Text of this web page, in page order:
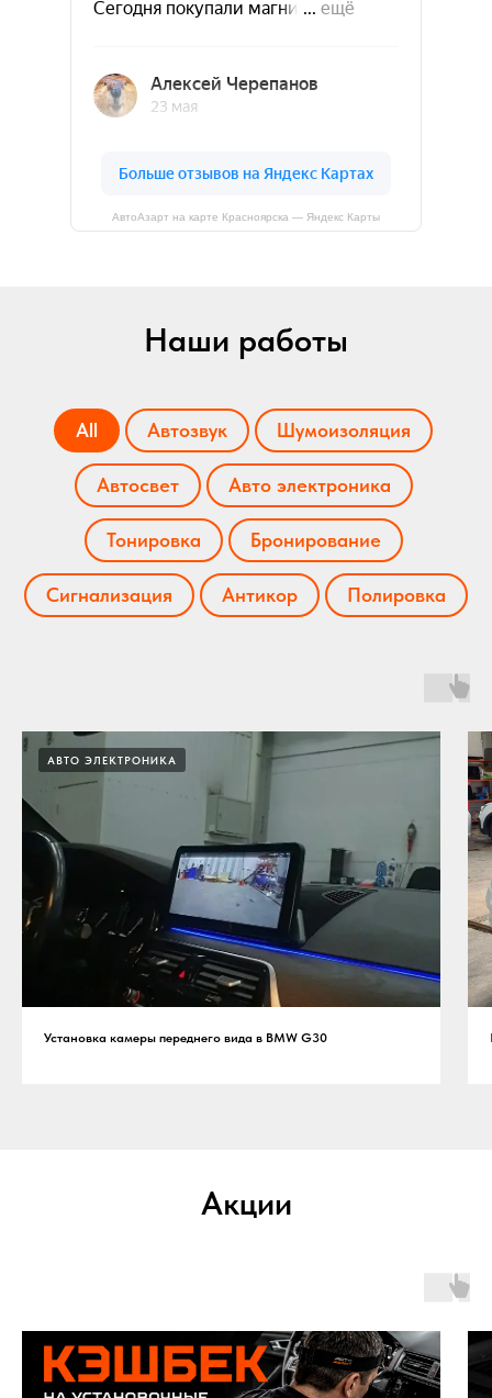
АвтоАзарт на карте Красноярска — Яндекс Карты
Наши работы
All Автозвук Шумоизоляция
Автосвет Авто электроника
Тонировка Бронирование
Сигнализация Антикор Полировка
АВТО ЭЛЕКТРОНИКА
Установка камеры переднего вида в BMW G30
Акции